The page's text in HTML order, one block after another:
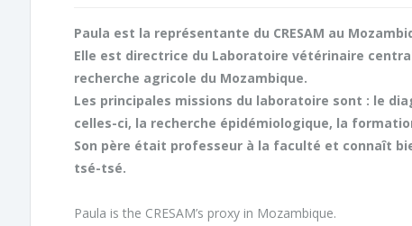
Paula est la représentante du CRESAM au
Elle est directrice du Laboratoire vétérinaire
recherche agricole du Mozambique.
Les principales missions du laboratoire sont : le
celles-ci, la recherche épidémiologique, la
Son père était professeur à la faculté et connaît
tsé-tsé.
Paula is the CRESAM’s proxy in Mozambique.